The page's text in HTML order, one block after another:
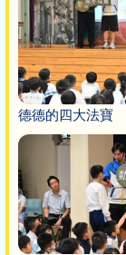
德德的四大法寶